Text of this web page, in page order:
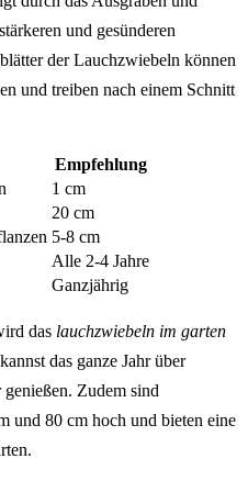
und gesünderen
der Lauchzwiebeln können
und treiben nach einem Schnitt
Empfehlung
1 cm
20 cm
5-8 cm
Alle 2-4 Jahre
Ganzjährig
das lauchzwiebeln im garten
das ganze Jahr über
Zudem sind
und 80 cm hoch und bieten eine